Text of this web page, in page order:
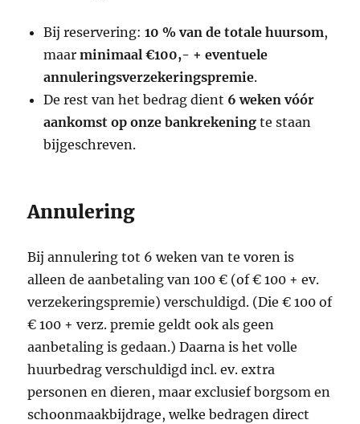
Bij reservering:10 % van de totale huursom,
maarminimaal €100,- + eventuele
annuleringsverzekeringspremie.
De rest van het bedrag dient 6 weken vóór
aankomst op onze bankrekening te staan
bijgeschreven.
Annulering
Bij annulering tot 6 weken van te voren is
alleen de aanbetaling van 100 € (of € 100 + ev.
verzekeringspremie) verschuldigd. (Die € 100 of
€ 100 + verz. premie geldt ook als geen
aanbetaling is gedaan.) Daarna is het volle
huurbedrag verschuldigd incl. ev. extra
personen en dieren, maar exclusief borgsom en
schoonmaakbijdrage, welke bedragen direct